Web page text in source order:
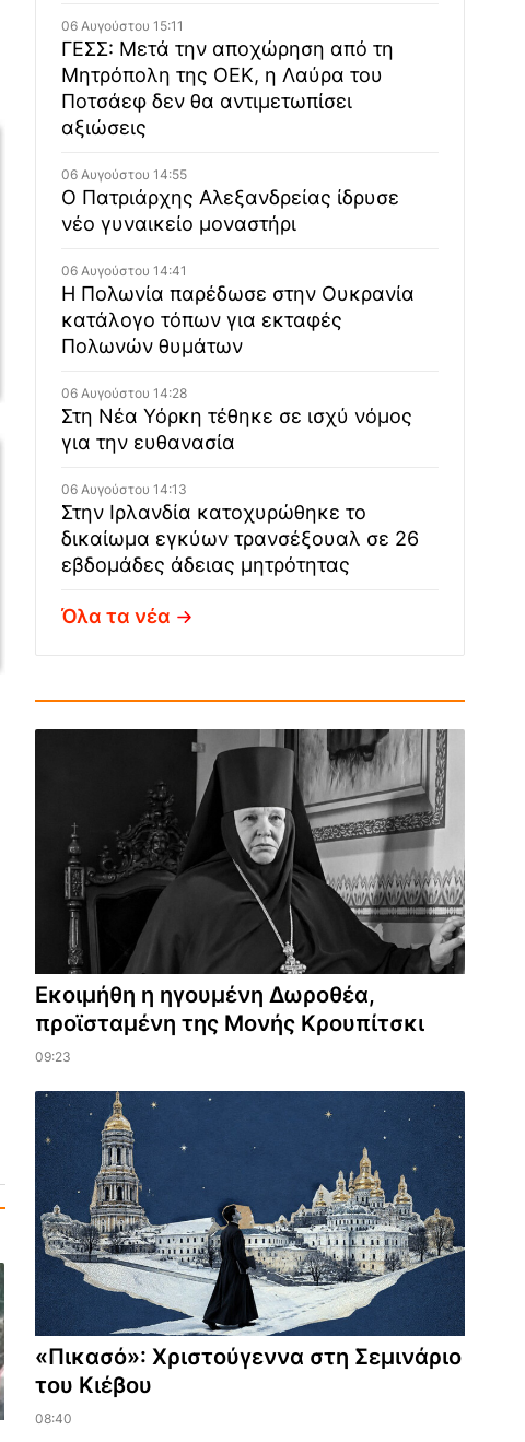
06 Αυγούστου 15:11
ΓΕΣΣ: Μετά την αποχώρηση από τη
Μητρόπολη της ΟΕΚ, η Λαύρα του
Ποτσάεφ δεν θα αντιμετωπίσει
αξιώσεις
06 Αυγούστου 14:55
Ο Πατριάρχης Αλεξανδρείας ίδρυσε
νέο γυναικείο μοναστήρι
06 Αυγούστου 14:41
Η Πολωνία παρέδωσε στην Ουκρανία
κατάλογο τόπων για εκταφές
Πολωνών θυμάτων
06 Αυγούστου 14:28
Στη Νέα Υόρκη τέθηκε σε ισχύ νόμος
για την ευθανασία
06 Αυγούστου 14:13
Στην Ιρλανδία κατοχυρώθηκε το
δικαίωμα εγκύων τρανσέξουαλ σε 26
εβδομάδες άδειας μητρότητας
Όλα τα νέα
Εκοιμήθη η ηγουμένη Δωροθέα,
προϊσταμένη της Μονής Κρουπίτσκι
09:23
«Πικασό»: Χριστούγεννα στη Σεμινάριο
του Κιέβου
08:40